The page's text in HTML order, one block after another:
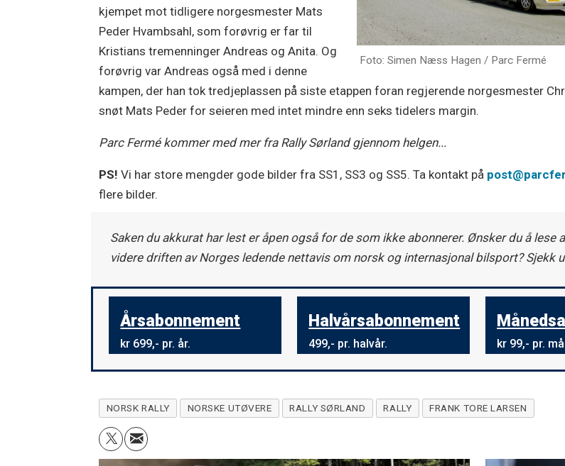
Foto: Simen Næss Hagen / Parc Fermé
kjempet mot tidligere norgesmester Mats
Peder Hvambsahl, som forøvrig er far til
Kristians tremenninger Andreas og Anita. Og
forøvrig var Andreas også med i denne
kampen, der han tok tredjeplassen på siste etappen foran regjerende norgesmester
snøt Mats Peder for seieren med intet mindre enn seks tidelers margin.
Parc Fermé kommer med mer fra Rally Sørland gjennom helgen...
PS! Vi har store mengder gode bilder fra SS1, SS3 og SS5. Ta kontakt på
flere bilder.
Saken du akkurat har lest er åpen også for de som ikke abonnerer. Ønsker du å
videre driften av Norges ledende nettavis om norsk og internasjonal bilsport? Sjekk
Årsabonnement
kr 699,- pr. år.
Halvårsabonnement
499,- pr. halvår. kr 99,- pr.
NORSK RALLY NORSKE UTØVERE RALLY SØRLAND RALLY FRANK TORE LARSEN